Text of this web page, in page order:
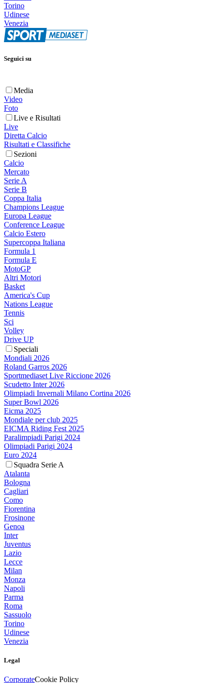
Torino
Udinese
Venezia
Seguici su
Media
Video
Foto
Live e Risultati
Live
Diretta Calcio
Risultati e Classifiche
Sezioni
Calcio
Mercato
Serie A
Serie B
Coppa Italia
Champions League
Europa League
Conference League
Calcio Estero
Supercoppa Italiana
Formula 1
Formula E
MotoGP
Altri Motori
Basket
America's Cup
Nations League
Tennis
Sci
Volley
Drive UP
Speciali
Mondiali 2026
Roland Garros 2026
Sportmediaset Live Riccione 2026
Scudetto Inter 2026
Olimpiadi Invernali Milano Cortina 2026
Super Bowl 2026
Eicma 2025
Mondiale per club 2025
EICMA Riding Fest 2025
Paralimpiadi Parigi 2024
Olimpiadi Parigi 2024
Euro 2024
Squadra Serie A
Atalanta
Bologna
Cagliari
Como
Fiorentina
Frosinone
Genoa
Inter
Juventus
Lazio
Lecce
Milan
Monza
Napoli
Parma
Roma
Sassuolo
Torino
Udinese
Venezia
Legal
CorporateCookie Policy